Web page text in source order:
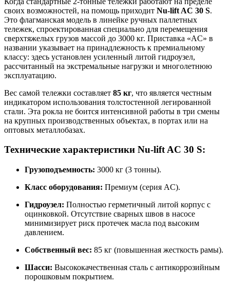
своих возможностей, на помощь приходит Nu-lift AC 30 S.
Это флагманская модель в линейке ручных паллетных
тележек, спроектированная специально для перемещения
сверхтяжелых грузов массой до 3000 кг. Приставка «AC» в
названии указывает на принадлежность к премиальному
классу: здесь установлен усиленный литой гидроузел,
рассчитанный на экстремальные нагрузки и многолетнюю
эксплуатацию.
Вес самой тележки составляет 85 кг, что является честным
индикатором использования толстостенной легированной
стали. Эта рокла не боится интенсивной работы в три смены
на крупных производственных объектах, в портах или на
оптовых металлобазах.
Технические характеристики Nu-lift AC 30 S:
Грузоподъемность: 3000 кг (3 тонны).
Класс оборудования: Премиум (серия AC).
Гидроузел: Полностью герметичный литой корпус с
оцинковкой. Отсутствие сварных швов в насосе
минимизирует риск протечек масла под высоким
давлением.
Собственный вес: 85 кг (повышенная жесткость рамы).
Шасси: Высококачественная сталь с антикоррозийным
порошковым покрытием.